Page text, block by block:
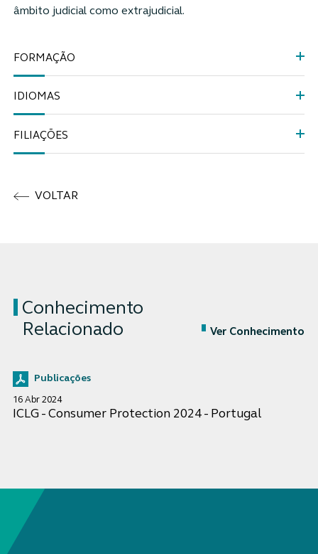
âmbito judicial como extrajudicial.
FORMAÇÃO
IDIOMAS
FILIAÇÕES
VOLTAR
Conhecimento
Relacionado
Ver Conhecimento
Publicações
16 Abr 2024
ICLG - Consumer Protection 2024 - Portugal